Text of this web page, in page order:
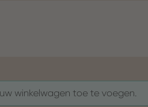
winkelwagen toe te voegen.